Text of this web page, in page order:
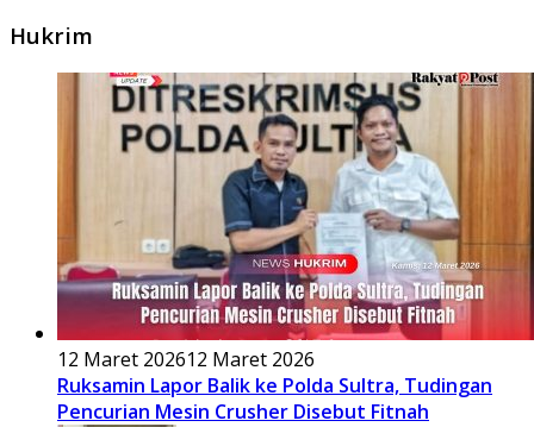
Hukrim
12 Maret 202612 Maret 2026
Ruksamin Lapor Balik ke Polda Sultra, Tudingan
Pencurian Mesin Crusher Disebut Fitnah